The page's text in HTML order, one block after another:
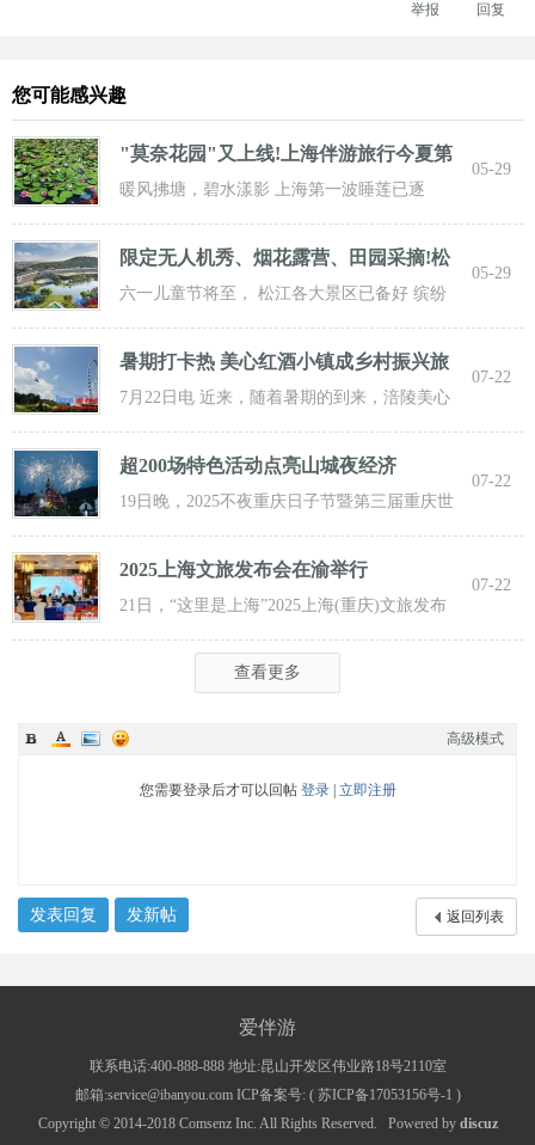
回复
举报
您可能感兴趣
"莫奈花园"又上线!上海伴游旅行今夏第
一波
暖风拂塘，碧水漾影 上海第一波睡莲已逐
步“复苏” 粉白嫣红的花朵浮于水面 趁花期正
05-29
限定无人机秀、烟花露营、田园采摘!松
江遛
六一儿童节将至， 松江各大景区已备好 缤纷
活动与超值福利， 从主题乐土到田园乡野，
05-29
暑期打卡热 美心红酒小镇成乡村振兴旅
游新
7月22日电 近来，随着暑期的到来，涪陵美心
红酒小镇迎来了大批游客前来打卡，
07-22
超200场特色活动点亮山城夜经济
19日晚，2025不夜重庆日子节暨第三届重庆世
界啤酒文化节发动活动在重庆市九龙坡
07-22
2025上海文旅发布会在渝举行
21日，“这里是上海”2025上海(重庆)文旅发布
会在渝举行，全方位展示上海文旅
07-22
查看更多
高级模式
您需要登录后才可以回帖 登录| 立即注册
发表回复 发新帖 返回列表
爱伴游
联系电话:400-888-888 地址:昆山开发区伟业路18号2110室
邮箱:service@ibanyou.com ICP备案号: ( 苏ICP备17053156号-1 )
Copyright © 2014-2018 Comsenz Inc. All Rights Reserved. Powered by discuz